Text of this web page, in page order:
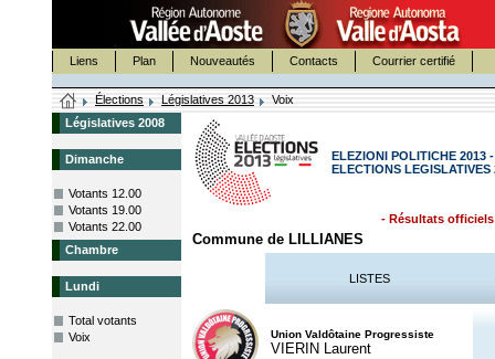
Liens Plan Nouveautés Contacts Courrier certifié
Élections Législatives 2013
Voix
Législatives 2008
Dimanche
Votants 12.00
Votants 19.00
Votants 22.00
Chambre
Lundi
Total votants
Voix
ELEZIONI POLITICHE 2013
ELECTIONS
- Résultats
Commune de LILLIANES
LISTES
Union Valdôtaine Progressiste
VIERIN Laurent